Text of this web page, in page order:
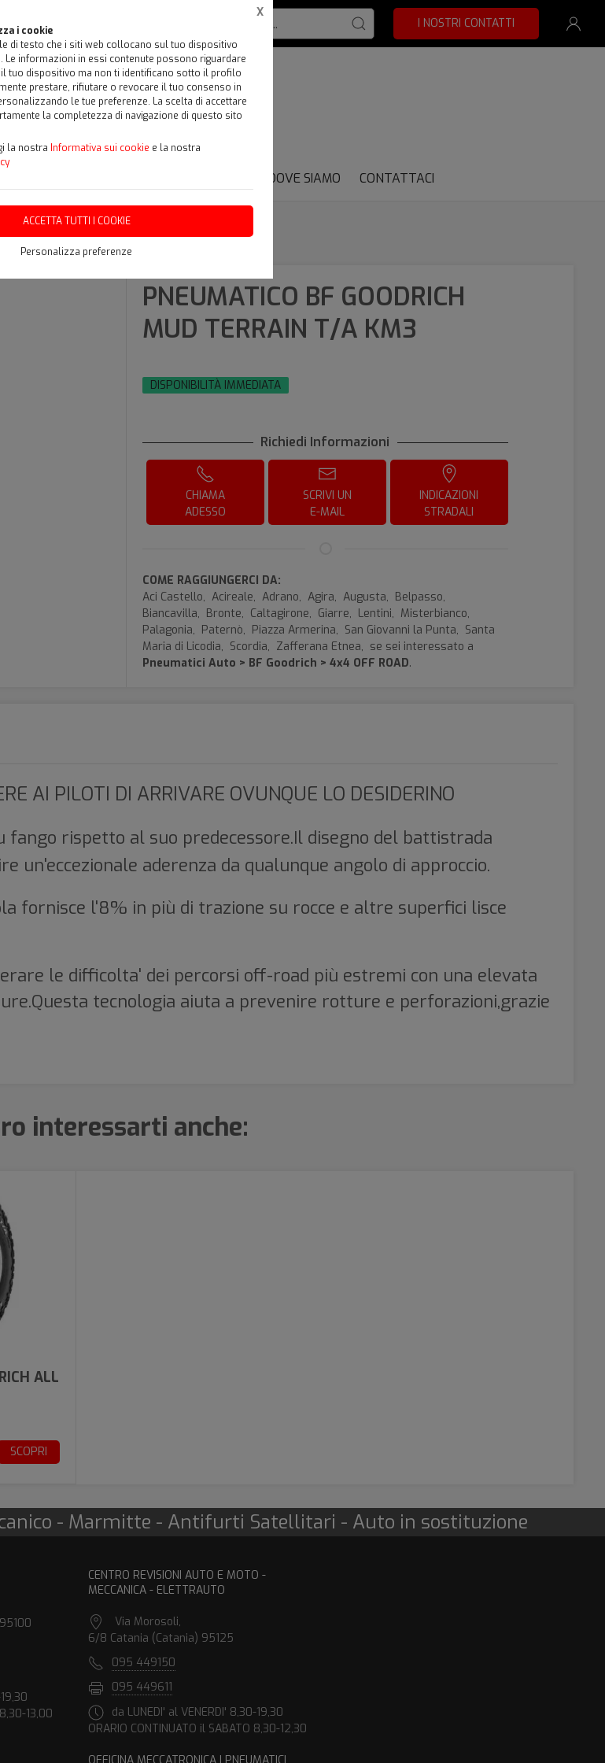
i cookie
di testo che i siti web collocano sul tuo dispositivo
Le informazioni in essi contenute possono riguardare
tuo dispositivo ma non ti identificano sotto il profilo
prestare, rifiutare o revocare il tuo consenso in
le tue preferenze. La scelta di accettare
la completezza di navigazione di questo sito
la nostra Informativa sui cookie e la nostra
ACCETTA TUTTI I COOKIE
Personalizza preferenze
X
I NOSTRI CONTATTI
DOVE SIAMO CONTATTACI
PNEUMATICO BF GOODRICH
MUD TERRAIN T/A KM3
DISPONIBILITÀ IMMEDIATA
Richiedi Informazioni
CHIAMA
ADESSO
SCRIVI UN
E-MAIL
INDICAZIONI
STRADALI
COME RAGGIUNGERCI DA:
Aci Castello, Acireale, Adrano, Agira, Augusta, Belpasso,
Biancavilla, Bronte, Caltagirone, Giarre, Lentini, Misterbianco,
Palagonia, Paternò, Piazza Armerina, San Giovanni la Punta, Santa
Maria di Licodia, Scordia, Zafferana Etnea, se sei interessato a
Pneumatici Auto > BF Goodrich > 4x4 OFF ROAD.
AI PILOTI DI ARRIVARE OVUNQUE LO DESIDERINO
fango rispetto al suo predecessore.Il disegno del battistrada
un'eccezionale aderenza da qualunque angolo di approccio.
fornisce l'8% in più di trazione su rocce e altre superfici lisce
le difficolta' dei percorsi off-road più estremi con una elevata
tecnologia aiuta a prevenire rotture e perforazioni,grazie
interessarti anche:
ALL
SCOPRI
- Marmitte - Antifurti Satellitari - Auto in sostituzione
13,00
CENTRO REVISIONI AUTO E MOTO -
MECCANICA - ELETTRAUTO
Via Morosoli,
6/8 Catania (Catania) 95125
095 449150
095 449611
da LUNEDI' al VENERDI' 8,30-19,30
ORARIO CONTINUATO il SABATO 8,30-12,30